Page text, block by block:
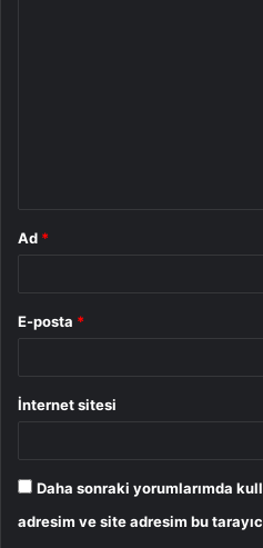
Ad *
E-posta *
İnternet sitesi
Daha sonraki yorumlarımda
adresim ve site adresim bu